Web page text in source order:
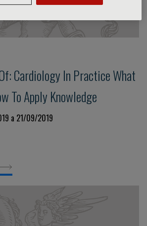
Cardiology In Practice What
To Apply Knowledge
a 21/09/2019